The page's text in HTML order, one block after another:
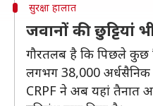
सुरक्षा हालात
जवानों की छुट्टियां
गौरतलब है कि पिछले कुछ
लगभग 38,000 अर्धसैनिक
CRPF ने अब यहां तैनात